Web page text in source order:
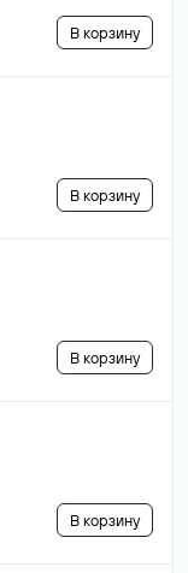
В корзину
В корзину
В корзину
В корзину